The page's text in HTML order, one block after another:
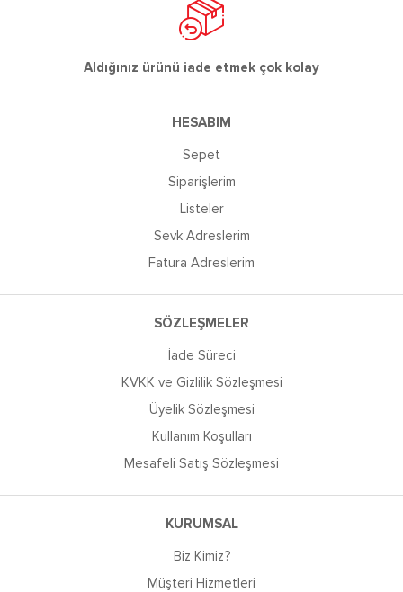
Aldığınız ürünü iade etmek çok kolay
HESABIM
Sepet
Siparişlerim
Listeler
Sevk Adreslerim
Fatura Adreslerim
SÖZLEŞMELER
İade Süreci
KVKK ve Gizlilik Sözleşmesi
Üyelik Sözleşmesi
Kullanım Koşulları
Mesafeli Satış Sözleşmesi
KURUMSAL
Biz Kimiz?
Müşteri Hizmetleri